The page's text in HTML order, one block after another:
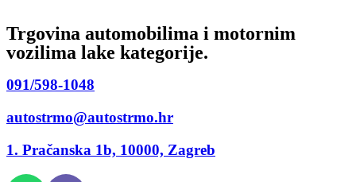
Trgovina automobilima i motornim
vozilima lake kategorije.
091/598-1048
autostrmo@autostrmo.hr
1. Pračanska 1b, 10000, Zagreb